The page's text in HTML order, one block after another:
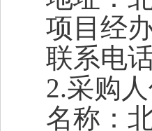
项目经
联系电
2.采购
名称：